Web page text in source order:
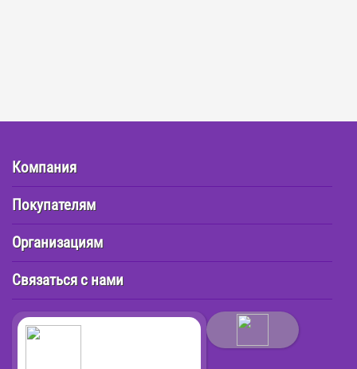
Компания
Покупателям
Организациям
Связаться с нами